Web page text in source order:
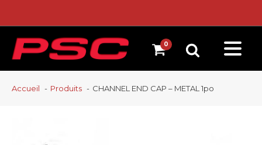
Accueil Produits CHANNEL END CAP – METAL 1po